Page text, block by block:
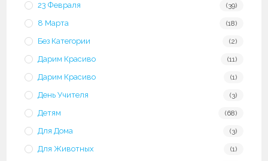
23 Февраля (39)
8 Марта (18)
Без Категории (2)
Дарим Красиво (11)
Дарим Красиво (1)
День Учителя (3)
Детям (68)
Для Дома (3)
Для Животных (1)